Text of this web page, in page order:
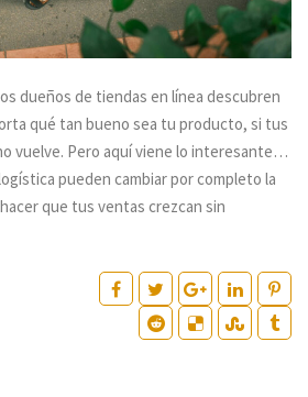
dueños de tiendas en línea descubren
qué tan bueno sea tu producto, si tus
vuelve. Pero aquí viene lo interesante…
pueden cambiar por completo la
que tus ventas crezcan sin